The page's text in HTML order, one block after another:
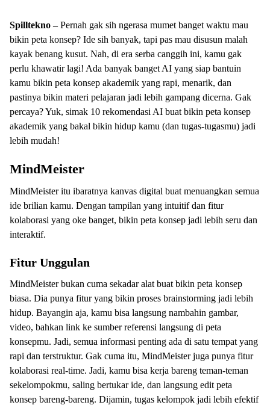
Spilltekno –Pernah gak sih ngerasa mumet banget waktu mau
bikin peta konsep? Ide sih banyak, tapi pas mau disusun malah
kayak benang kusut. Nah, di era serba canggih ini, kamu gak
perlu khawatir lagi! Ada banyak banget AI yang siap bantuin
kamu bikin peta konsep akademik yang rapi, menarik, dan
pastinya bikin materi pelajaran jadi lebih gampang dicerna. Gak
percaya? Yuk, simak 10 rekomendasi AI buat bikin peta konsep
akademik yang bakal bikin hidup kamu (dan tugas-tugasmu) jadi
lebih mudah!
MindMeister
MindMeister itu ibaratnya kanvas digital buat menuangkan semua
ide brilian kamu. Dengan tampilan yang intuitif dan fitur
kolaborasi yang oke banget, bikin peta konsep jadi lebih seru dan
interaktif.
Fitur Unggulan
MindMeister bukan cuma sekadar alat buat bikin peta konsep
biasa. Dia punya fitur yang bikin proses brainstorming jadi lebih
hidup. Bayangin aja, kamu bisa langsung nambahin gambar,
video, bahkan link ke sumber referensi langsung di peta
konsepmu. Jadi, semua informasi penting ada di satu tempat yang
rapi dan terstruktur. Gak cuma itu, MindMeister juga punya fitur
kolaborasi real-time. Jadi, kamu bisa kerja bareng teman-teman
sekelompokmu, saling bertukar ide, dan langsung edit peta
konsep bareng-bareng. Dijamin, tugas kelompok jadi lebih efektif